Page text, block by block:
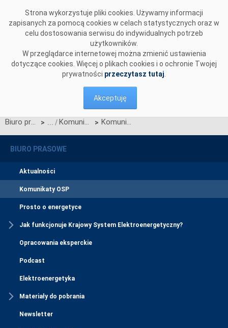
Strona wykorzystuje pliki cookies. Używamy informacji
zapisanych za pomocą cookies w celach statystycznych oraz w
celu dostosowania serwisu do indywidualnych potrzeb
użytkowników.
W przeglądarce internetowej można zmienić ustawienia
dotyczące cookies. Więcej o plikach cookies i o ochronie Twojej
prywatności przeczytasz tutaj
Akceptuję
Biuro prasowe > Komunikaty OSP > Komunikat OSP dotyczący zawieszenia procesu Jednolitego łączenia Rynków Dnia Bieżącego w dniu 07.02.2024.
BIURO PRASOWE
Aktualności
Komunikaty OSP
Prosto o energetyce
Jak funkcjonuje Krajowy System Elektroenergetyczny?
Opracowania eksperckie
Podcast
Elektroenergetyka
Materiały do pobrania
Newsletter